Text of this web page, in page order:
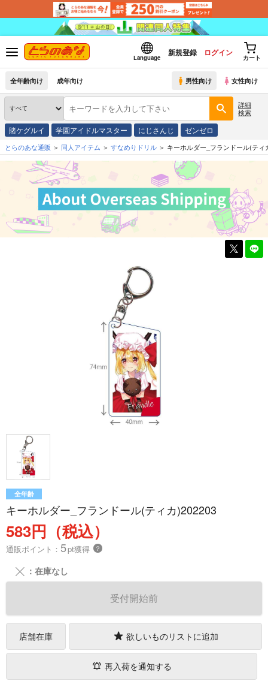
Language
新規登録 ログイン
カート
全年齢向け 成年向け 男性向け 女性向け
詳細
検索
賭ケグルイ 学園アイドルマスター にじさんじ ゼンゼロ
とらのあな通販 同人アイテム すなめりドリル キーホルダー_フランドール(ティ
全年齢
キーホルダー_フランドール(ティカ)202203
583円（税込）
通販ポイント： 5pt獲得 ？
╳ ：在庫なし
受付開始前
店舗在庫 欲しいものリストに追加
再入荷を通知する